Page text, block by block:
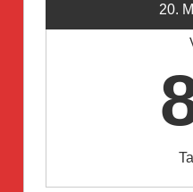
20.